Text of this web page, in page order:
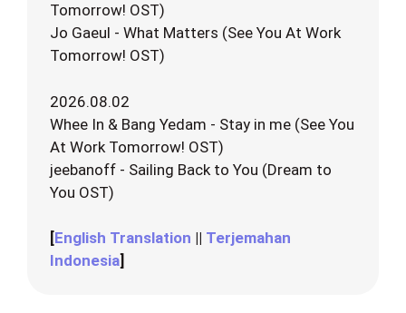
Tomorrow! OST)
Jo Gaeul - What Matters (See You At Work
Tomorrow! OST)
2026.08.02
Whee In & Bang Yedam - Stay in me (See You
At Work Tomorrow! OST)
jeebanoff - Sailing Back to You (Dream to
You OST)
[English Translation || Terjemahan
Indonesia]